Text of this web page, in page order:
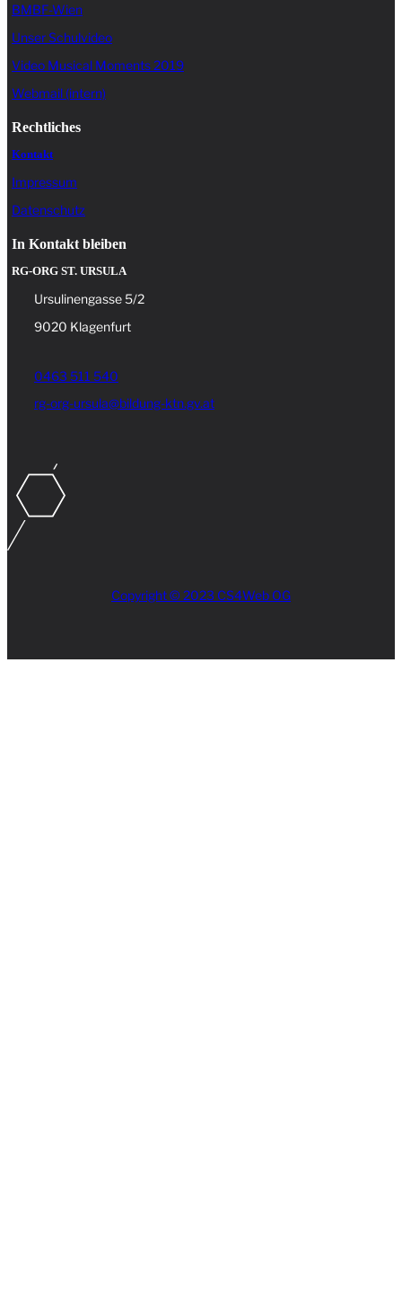
BMBF-Wien
Unser Schulvideo
Video Musical Moments 2019
Webmail (intern)
Rechtliches
Kontakt
Impressum
Datenschutz
In Kontakt bleiben
RG-ORG ST. URSULA
Ursulinengasse 5/2
9020 Klagenfurt
0463 511 540
rg-org-ursula@bildung-ktn.gv.at
Copyright © 2023 CS4Web OG